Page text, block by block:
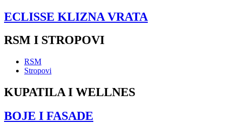
ECLISSE KLIZNA VRATA
RSM I STROPOVI
RSM
Stropovi
KUPATILA I WELLNES
BOJE I FASADE